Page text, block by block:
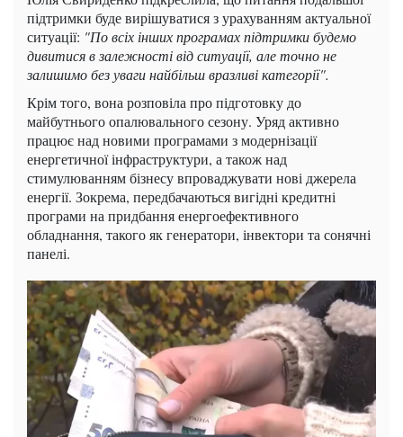
підтримки буде вирішуватися з урахуванням актуальної
ситуації: "По всіх інших програмах підтримки будемо
дивитися в залежності від ситуації, але точно не
залишимо без уваги найбільш вразливі категорії".
Крім того, вона розповіла про підготовку до
майбутнього опалювального сезону. Уряд активно
працює над новими програмами з модернізації
енергетичної інфраструктури, а також над
стимулюванням бізнесу впроваджувати нові джерела
енергії. Зокрема, передбачаються вигідні кредитні
програми на придбання енергоефективного
обладнання, такого як генератори, інвектори та сонячні
панелі.